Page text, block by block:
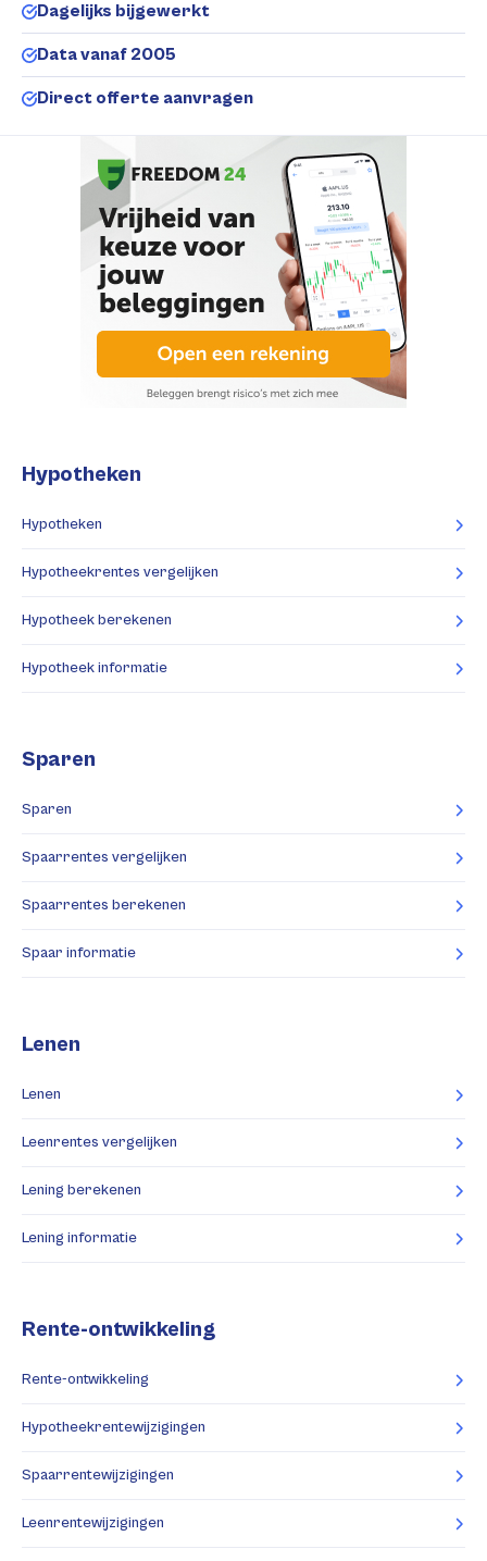
Dagelijks bijgewerkt
Data vanaf 2005
Direct offerte aanvragen
Hypotheken
Hypotheken
Hypotheekrentes vergelijken
Hypotheek berekenen
Hypotheek informatie
Sparen
Sparen
Spaarrentes vergelijken
Spaarrentes berekenen
Spaar informatie
Lenen
Lenen
Leenrentes vergelijken
Lening berekenen
Lening informatie
Rente-ontwikkeling
Rente-ontwikkeling
Hypotheekrentewijzigingen
Spaarrentewijzigingen
Leenrentewijzigingen